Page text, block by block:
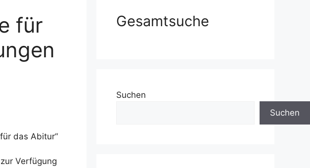
für
das Abitur“
Verfügung
Gesamtsuche
Suchen
Suchen